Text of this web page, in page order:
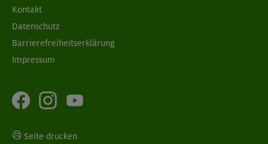
Kontakt
Datenschutz
Barrierefreiheitserklärung
Impressum
Seite drucken